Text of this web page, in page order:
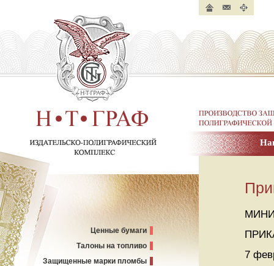
Н. Т. ГРАФ.
Издательско-полиграфический
комплекс
Производство
полиграфической
7
Ценные бумаги
Талоны на топливо
Защищенные марки пломбы
страница
сайта